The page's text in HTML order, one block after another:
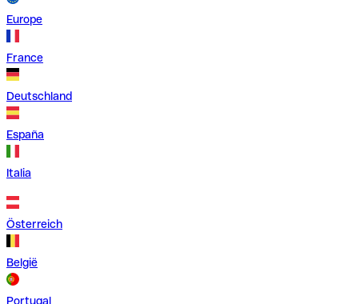
Europe
France
Deutschland
España
Italia
Österreich
België
Portugal